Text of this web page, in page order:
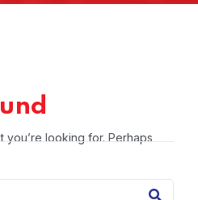
you’re looking for. Perhaps